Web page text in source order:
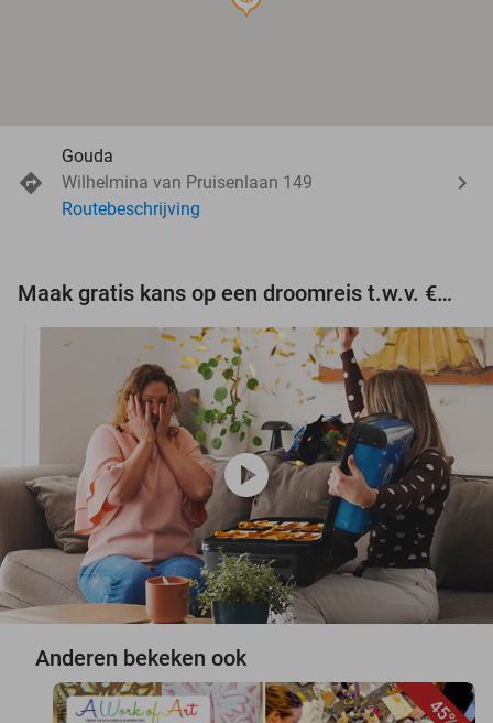
Gouda
Wilhelmina van Pruisenlaan 149
Routebeschrijving
Maak gratis kans op een droomreis t.w.v. €3.000!
play_circle
Anderen bekeken ook
45%